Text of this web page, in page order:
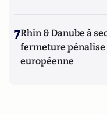
7Rhin & Danube à
fermeture pénalise
européenne